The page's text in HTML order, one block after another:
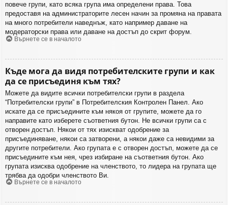
повече групи, като всяка група има определени права. Това
предоставя на администраторите лесен начин за промяна на правата
на много потребители наведнъж, като например даване на
модераторски права или даване на достъп до скрит форум.
Върнете се в началото
Къде мога да видя потребителските групи и как
да се присъединя към тях?
Можете да видите всички потребителски групи в раздела
“Потребителски групи” в Потребителския Контролен Панел. Ако
искате да се присъедините към някоя от групите, можете да го
направите като изберете съответния бутон. Не всички групи са с
отворен достъп. Някои от тях изискват одобрение за
присъединяване, някои са затворени, а някои даже са невидими за
другите потребители. Ако групата е с отворен достъп, можете да се
присъедините към нея, чрез избиране на съответния бутон. Ако
групата изисква одобрение на членството, то лидера на групата ще
трябва да одобри членството Ви.
Върнете се в началото